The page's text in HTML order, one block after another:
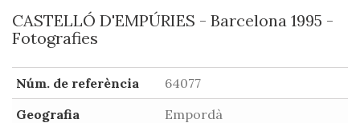
CASTELLÓ D'EMPÚRIES - Barcelona 1995 -
Fotografies
Núm. de referència
64077
Geografia
Empordà